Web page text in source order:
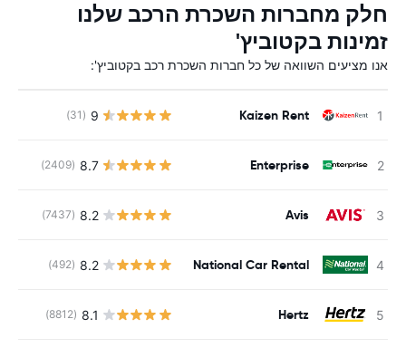
חלק מחברות השכרת הרכב שלנו
זמינות בקטוביץ'
אנו מציעים השוואה של כל חברות השכרת רכב בקטוביץ':
Kaizen Rent
9
(31)
Enterprise
8.7
(2409)
Avis
8.2
(7437)
National Car Rental
8.2
(492)
Hertz
8.1
(8812)